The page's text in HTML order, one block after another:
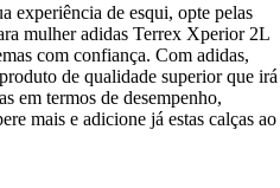
experiência de esqui, opte pelas
mulher adidas Terrex Xperior 2L
com confiança. Com adidas,
de qualidade superior que irá
em termos de desempenho,
mais e adicione já estas calças ao